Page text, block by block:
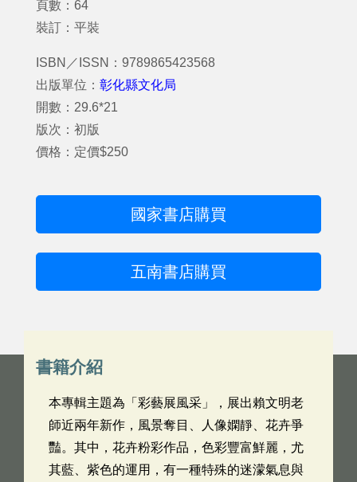
頁數：64
裝訂：平裝
ISBN／ISSN：9789865423568
出版單位： 彰化縣文化局
開數：29.6*21
版次：初版
價格：定價$250
國家書店購買
五南書店購買
書籍介紹
本專輯主題為「彩藝展風采」，展出賴文明老
師近兩年新作，風景奪目、人像嫻靜、花卉爭
豔。其中，花卉粉彩作品，色彩豐富鮮麗，尤
其藍、紫色的運用，有一種特殊的迷濛氣息與